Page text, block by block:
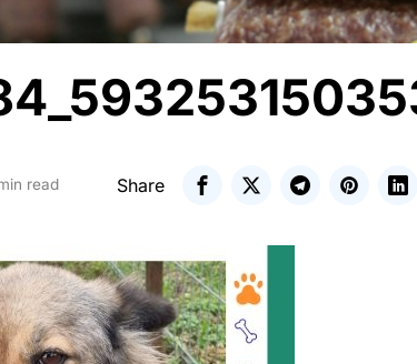
read Share